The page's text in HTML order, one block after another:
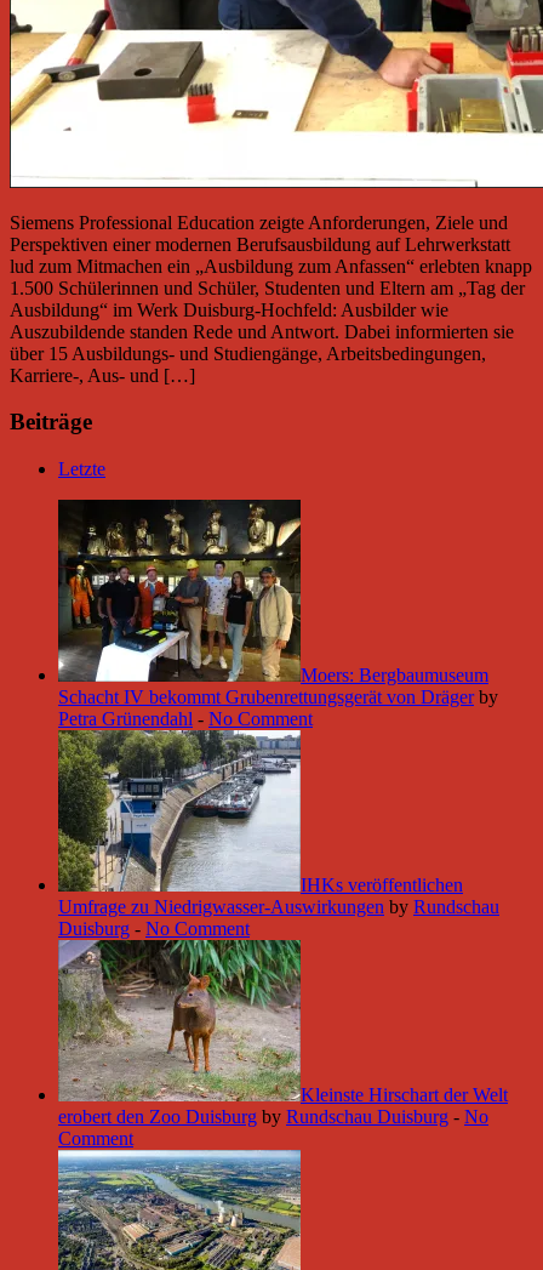
Siemens Professional Education zeigte Anforderungen, Ziele und
Perspektiven einer modernen Berufsausbildung auf Lehrwerkstatt
lud zum Mitmachen ein „Ausbildung zum Anfassen“ erlebten knapp
1.500 Schülerinnen und Schüler, Studenten und Eltern am „Tag der
Ausbildung“ im Werk Duisburg-Hochfeld: Ausbilder wie
Auszubildende standen Rede und Antwort. Dabei informierten sie
über 15 Ausbildungs- und Studiengänge, Arbeitsbedingungen,
Karriere-, Aus- und […]
Beiträge
Letzte
Moers: Bergbaumuseum
Schacht IV bekommt Grubenrettungsgerät von Dräger by
Petra Grünendahl - No Comment
IHKs veröffentlichen
Umfrage zu Niedrigwasser-Auswirkungen by Rundschau
Duisburg - No Comment
Kleinste Hirschart der Welt
erobert den Zoo Duisburg by Rundschau Duisburg - No
Comment